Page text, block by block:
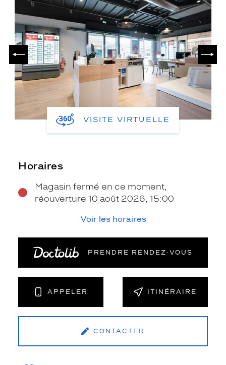
PRÉCÉDENT
VISITE VIRTUELLE
Horaires
Magasin fermé en ce moment,
réouverture 10 août 2026, 15:00
Voir les horaires
PRENDRE RENDEZ‑VOUS
APPELER ITINÉRAIRE
CONTACTER